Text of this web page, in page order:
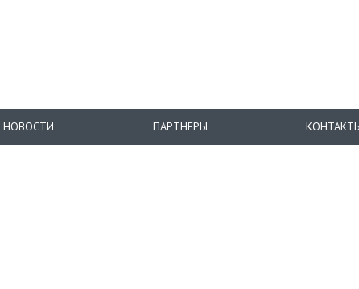
НОВОСТИ ПАРТНЕРЫ